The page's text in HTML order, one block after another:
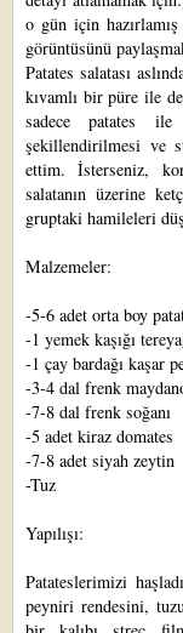
o gün için
görüntüsünü
Patates salatası
kıvamlı bir püre ile
sadece patates
şekillendirilmesi ve
ettim. İsterseniz,
salatanın üzerine
gruptaki hamileleri
Malzemeler:
-5-6 adet orta boy
-1 yemek kaşığı
-1 çay bardağı kaşar
-3-4 dal frenk
-7-8 dal frenk soğanı
-5 adet kiraz domates
-7-8 adet siyah zeytin
-Tuz
Yapılışı:
Patateslerimizi
peyniri rendesini,